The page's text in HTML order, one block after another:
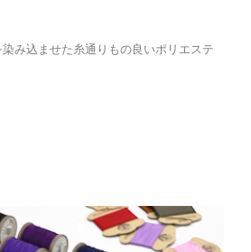
み込ませた糸通りもの良いポリエステ